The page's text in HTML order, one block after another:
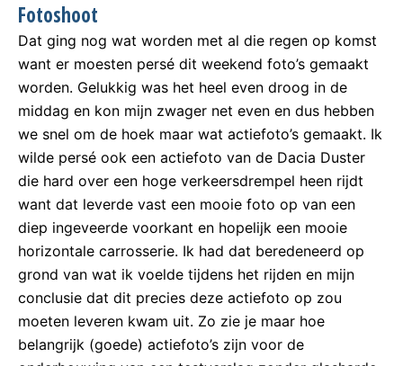
Fotoshoot
Dat ging nog wat worden met al die regen op komst
want er moesten persé dit weekend foto’s gemaakt
worden. Gelukkig was het heel even droog in de
middag en kon mijn zwager net even en dus hebben
we snel om de hoek maar wat actiefoto’s gemaakt. Ik
wilde persé ook een actiefoto van de Dacia Duster
die hard over een hoge verkeersdrempel heen rijdt
want dat leverde vast een mooie foto op van een
diep ingeveerde voorkant en hopelijk een mooie
horizontale carrosserie. Ik had dat beredeneerd op
grond van wat ik voelde tijdens het rijden en mijn
conclusie dat dit precies deze actiefoto op zou
moeten leveren kwam uit. Zo zie je maar hoe
belangrijk (goede) actiefoto’s zijn voor de